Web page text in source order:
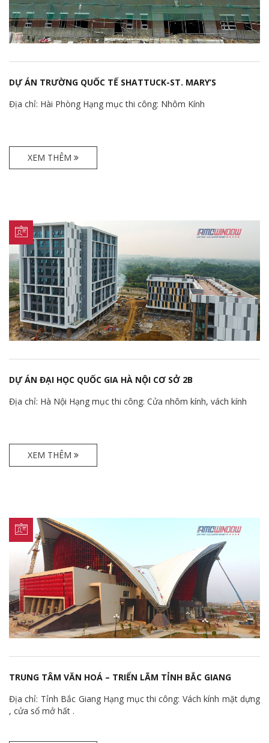
DỰ ÁN TRƯỜNG QUỐC TẾ SHATTUCK-ST. MARY’S
Địa chỉ: Hài Phòng Hạng mục thi công: Nhôm Kính
XEM THÊM
DỰ ÁN ĐẠI HỌC QUỐC GIA HÀ NỘI CƠ SỞ 2B
Địa chỉ: Hà Nội Hạng mục thi công: Cửa nhôm kính, vách kính
XEM THÊM
TRUNG TÂM VĂN HOÁ – TRIỂN LÃM TỈNH BẮC GIANG
Địa chỉ: Tỉnh Bắc Giang Hạng mục thi công: Vách kính mặt dựng
, cửa sổ mở hất .